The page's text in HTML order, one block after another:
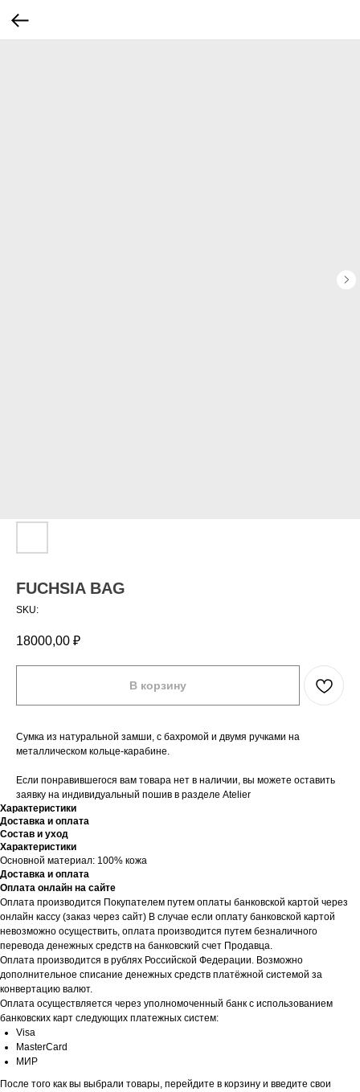
FUCHSIA BAG
SKU:
18000,00 ₽
В корзину
Сумка из натуральной замши, с бахромой и двумя ручками на
металлическом кольце-карабине.
Если понравившегося вам товара нет в наличии, вы можете оставить
заявку на индивидуальный пошив в разделе Atelier
Характеристики
Доставка и оплата
Состав и уход
Характеристики
Основной материал: 100% кожа
Доставка и оплата
Оплата онлайн на сайте
Оплата производится Покупателем путем оплаты банковской картой через
онлайн кассу (заказ через сайт) В случае если оплату банковской картой
невозможно осуществить, оплата производится путем безналичного
перевода денежных средств на банковский счет Продавца.
Оплата производится в рублях Российской Федерации. Возможно
дополнительное списание денежных средств платёжной системой за
конвертацию валют.
Оплата осуществляется через уполномоченный банк с использованием
банковских карт следующих платежных систем:
Visa
MasterCard
МИР
После того как вы выбрали товары, перейдите в корзину и введите свои